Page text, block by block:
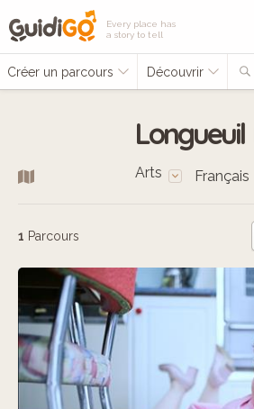
Every place has
a story to tell
Créer un parcours Découvrir
Longueuil
Arts Français
1 Parcours